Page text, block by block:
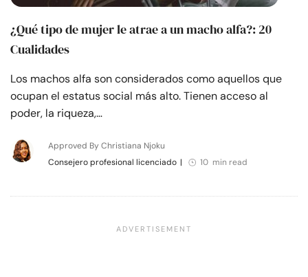
¿Qué tipo de mujer le atrae a un macho alfa?: 20
Cualidades
Los machos alfa son considerados como aquellos que
ocupan el estatus social más alto. Tienen acceso al
poder, la riqueza,…
Approved By Christiana Njoku
Consejero profesional licenciado | 10 min read